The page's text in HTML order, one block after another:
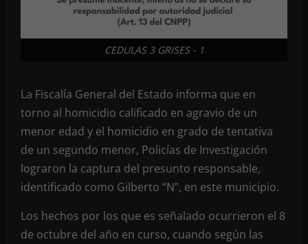
CEDULAS 3 GRISES - 1
La Fiscalía General del Estado informa que en
torno al homicidio calificado en agravio de un
menor edad y el homicidio en grado de tentativa
de un segundo menor, Policías de Investigación
lograron la captura del presunto responsable,
identificado como Gilberto “N”, en este municipio.
Los hechos por los que es señalado ocurrieron el 8
de octubre del año en curso, cuando según las